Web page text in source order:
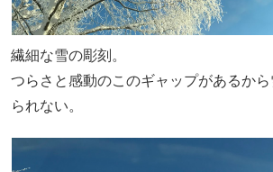
繊細な雪の彫刻。
つらさと感動のこのギャップがあるか
られない。